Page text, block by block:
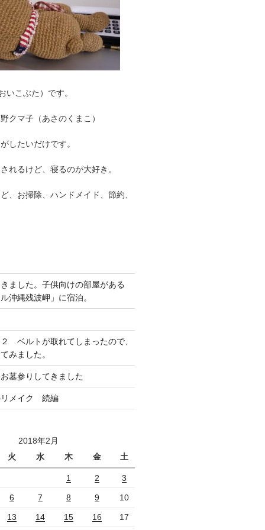
いこぶた）です。
クマ子（あさのくまこ）
したいだけです。
れるけど、寝るのが大好き。
、お掃除、ハンドメイド、節約、
ました。子供向けの部屋がある
沖縄残波岬」に宿泊。
ベルトが取れてしまったので、
みました。
墓参りしてきました
リメイク 続編
2018年2月
火 水 木 金 土
1 2 3
6 7 8 9 10
13 14 15 16 17